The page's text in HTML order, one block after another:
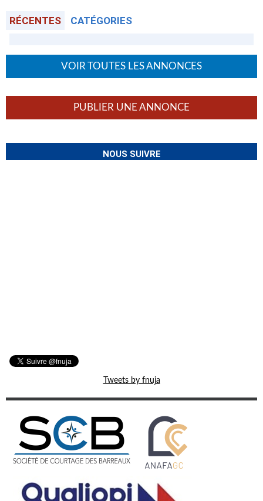
RÉCENTES CATÉGORIES
VOIR TOUTES LES ANNONCES
PUBLIER UNE ANNONCE
NOUS SUIVRE
Tweets by fnuja